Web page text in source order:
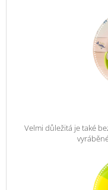
Velmi důležitá je také